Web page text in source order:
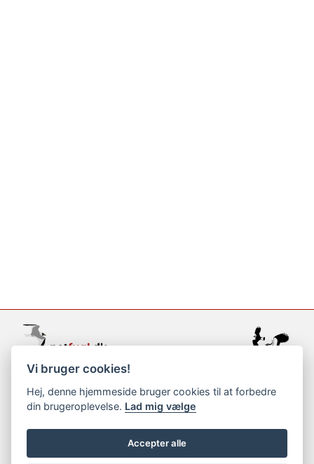
support@netfugl.dk
copyright © 2002-2023
Vi bruger cookies!
Hej, denne hjemmeside bruger cookies til at forbedre
din brugeroplevelse. Lad mig vælge
Accepter alle